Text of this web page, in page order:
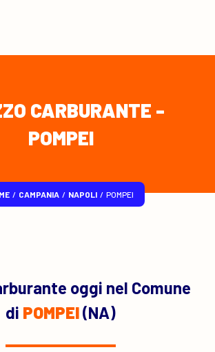
CARBURANTE -
POMPEI
/ CAMPANIA / NAPOLI / POMPEI
oggi nel Comune
di POMPEI(NA)